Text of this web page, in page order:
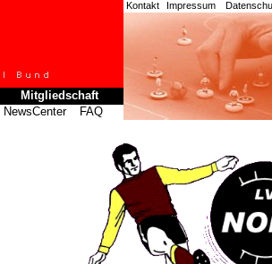
Kontakt Impressum
Mitgliedschaft
NewsCenter FAQ